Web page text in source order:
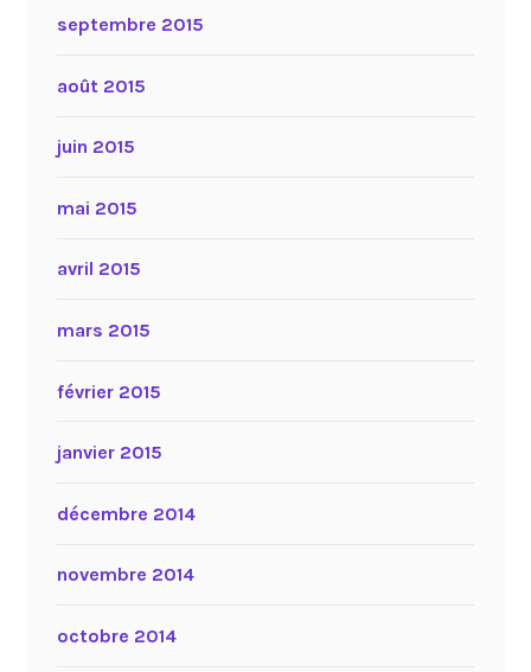
septembre 2015
août 2015
juin 2015
mai 2015
avril 2015
mars 2015
février 2015
janvier 2015
décembre 2014
novembre 2014
octobre 2014